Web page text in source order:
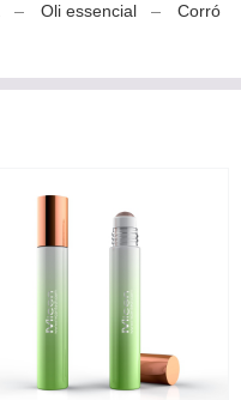
Oli essencial
Corró